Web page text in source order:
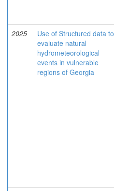
2025
Use of Structured data to
evaluate natural
hydrometeorological
events in vulnerable
regions of Georgia